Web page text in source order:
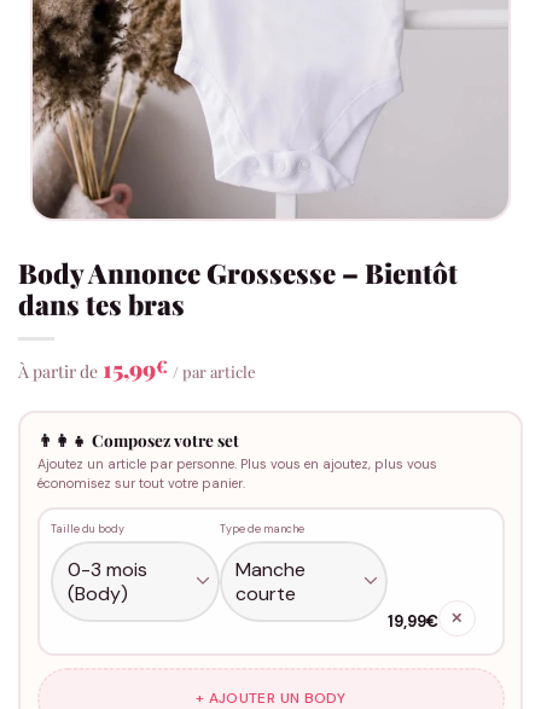
Body Annonce Grossesse – Bientôt
dans tes bras
À partir de 15,99€ / par article
👨‍👩‍👧 Composez votre set
Ajoutez un article par personne. Plus vous en ajoutez, plus vous
économisez sur tout votre panier.
Taille du body Type de manche
19,99€ ✕
+ AJOUTER UN BODY